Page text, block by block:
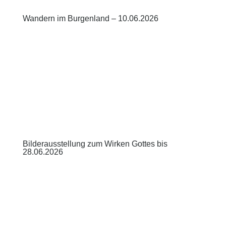
Wandern im Burgenland – 10.06.2026
Bilderausstellung zum Wirken Gottes bis
28.06.2026